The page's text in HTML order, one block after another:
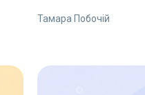
Тамара Побочій